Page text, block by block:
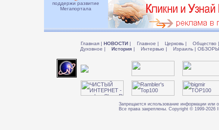
поддержи развитие
Мегапортала
Главная | НОВОСТИ | Главное | Церковь | Общество |
Духовное | История | Интервью | Израиль |
Запрещается использование информации или
Все права закреплены. Copyright © 1999-